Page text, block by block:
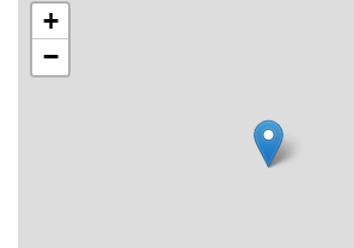
+
−